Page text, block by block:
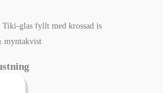
Tiki-glas fyllt med krossad is
myntakvist